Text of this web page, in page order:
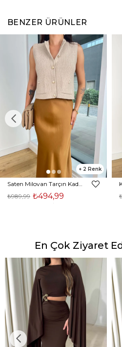
BENZER ÜRÜNLER
2
₺494,99
₺989,99
En Çok Ziyaret